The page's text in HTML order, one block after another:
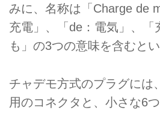
みに、名称は「Charge de
充電」、「de：電気」、「
も」の3つの意味を含むとい
チャデモ方式のプラグには
用のコネクタと、小さな6